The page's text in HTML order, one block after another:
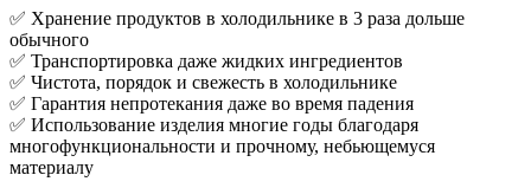
✅ Хранение продуктов в холодильнике в 3 раза дольше
обычного
✅ Транспортировка даже жидких ингредиентов
✅ Чистота, порядок и свежесть в холодильнике
✅ Гарантия непротекания даже во время падения
✅ Использование изделия многие годы благодаря
многофункциональности и прочному, небьющемуся
материалу